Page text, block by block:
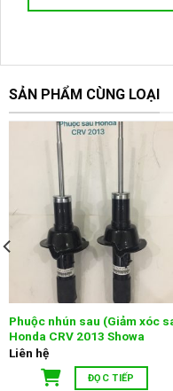
SẢN PHẨM CÙNG LOẠI
Phuộc nhún sau (Giảm xóc
Honda CRV 2013 Showa
Liên hệ
ĐỌC TIẾP